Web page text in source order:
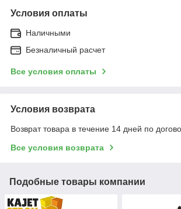
Условия оплаты
Наличными
Безналичный расчет
Все условия оплаты
Условия возврата
Возврат товара в течение 14 дней по
Все условия возврата
Подобные товары компании